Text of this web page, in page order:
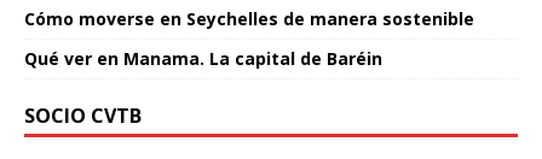
Cómo moverse en Seychelles de manera sostenible
Qué ver en Manama. La capital de Baréin
SOCIO CVTB